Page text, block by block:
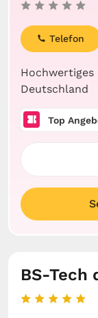
Hochwertiges
Deutschland
Telefon
Top
BS-Tech